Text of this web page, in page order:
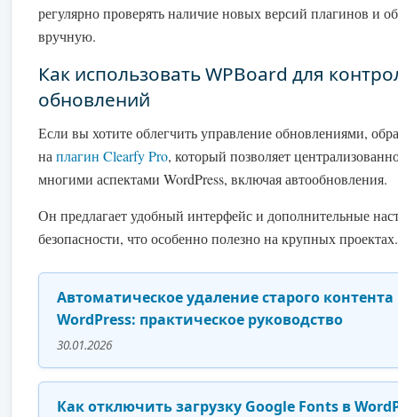
регулярно проверять наличие новых версий плагинов и
вручную.
Как использовать WPBoard для
обновлений
Если вы хотите облегчить управление обновлениями,
на плагин Clearfy Pro, который позволяет
многими аспектами WordPress, включая автообновления.
Он предлагает удобный интерфейс и дополнительные
безопасности, что особенно полезно на крупных проектах.
Автоматическое удаление старого контента
WordPress: практическое руководство
30.01.2026
Как отключить загрузку Google Fonts в